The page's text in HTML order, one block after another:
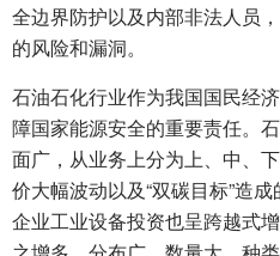
全边界防护以及内部非法人员
的风险和漏洞。
石油石化行业作为我国国民经
障国家能源安全的重要责任。
面广，从业务上分为上、中、
价大幅波动以及“双碳目标”造
企业工业设备投资也呈跨越式